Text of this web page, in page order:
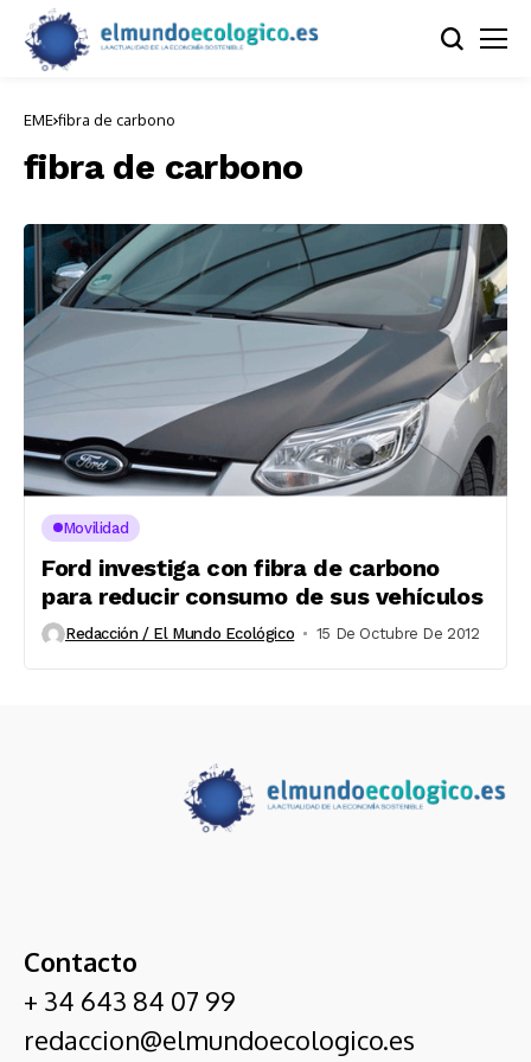
EME fibra de carbono
fibra de carbono
Movilidad
Ford investiga con fibra de carbono
para reducir consumo de sus vehículos
Redacción / El Mundo Ecológico 15 De Octubre De 2012
Contacto
+ 34 643 84 07 99
redaccion@elmundoecologico.es